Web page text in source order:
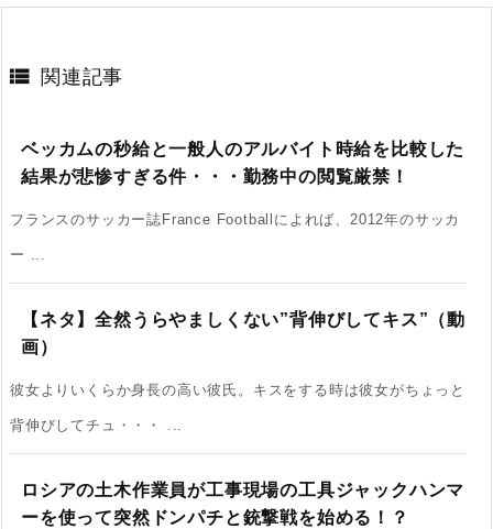
 関連記事
ベッカムの秒給と一般人のアルバイト時給を比較した
結果が悲惨すぎる件・・・勤務中の閲覧厳禁！
フランスのサッカー誌France Footballによれば、2012年のサッカ
ー ...
【ネタ】全然うらやましくない”背伸びしてキス”（動
画）
彼女よりいくらか身長の高い彼氏。キスをする時は彼女がちょっと
背伸びしてチュ・・・ ...
ロシアの土木作業員が工事現場の工具ジャックハンマ
ーを使って突然ドンパチと銃撃戦を始める！？